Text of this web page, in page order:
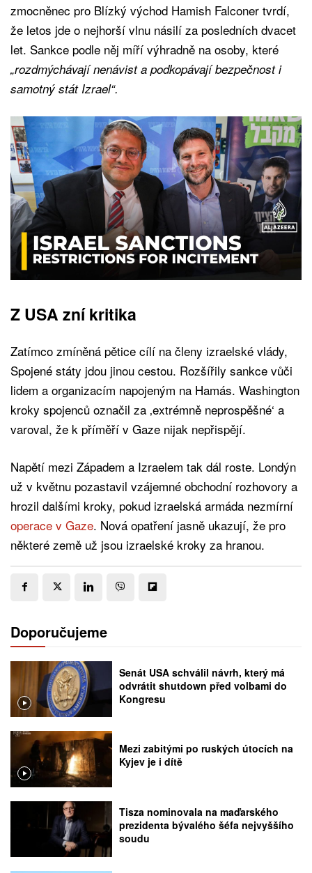
zmocněnec pro Blízký východ Hamish Falconer tvrdí,
že letos jde o nejhorší vlnu násilí za posledních dvacet
let. Sankce podle něj míří výhradně na osoby, které
„rozdmýchávají nenávist a podkopávají bezpečnost i
samotný stát Izrael“.
Z USA zní kritika
Zatímco zmíněná pětice cílí na členy izraelské vlády,
Spojené státy jdou jinou cestou. Rozšířily sankce vůči
lidem a organizacím napojeným na Hamás. Washington
kroky spojenců označil za ‚extrémně neprospěšné‘ a
varoval, že k příměří v Gaze nijak nepřispějí.
Napětí mezi Západem a Izraelem tak dál roste. Londýn
už v květnu pozastavil vzájemné obchodní rozhovory a
hrozil dalšími kroky, pokud izraelská armáda nezmírní
operace v Gaze. Nová opatření jasně ukazují, že pro
některé země už jsou izraelské kroky za hranou.
Doporučujeme
Senát USA schválil návrh, který má
odvrátit shutdown před volbami do
Kongresu
Mezi zabitými po ruských útocích na
Kyjev je i dítě
Tisza nominovala na maďarského
prezidenta bývalého šéfa nejvyššího
soudu